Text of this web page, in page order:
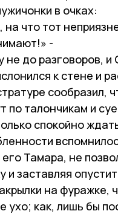
в очках:
что тот
-
не до разговоров, и
к стене и
сообразил,
по талончикам и
спокойно
Тамара, не
и заставляя
на фуражке,
ухо; как, лишь бы